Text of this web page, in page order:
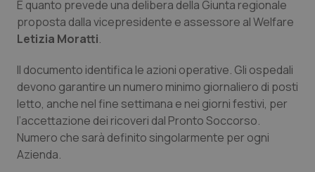
Professionisti Sanitari.AI
Abruzzo
Basilicata
Calabria
Campania
QS Pro Gold
Artrite & artrosi
Asma & BPCO
Car-T
Newsletter
È quanto prevede una delibera della Giunta regionale
proposta dalla vicepresidente e assessore al Welfare
Letizia Moratti.
Il documento identifica le azioni operative. Gli ospedali
devono garantire un numero minimo giornaliero di posti
letto, anche nel fine settimana e nei giorni festivi, per
l’accettazione dei ricoveri dal Pronto Soccorso.
Numero che sarà definito singolarmente per ogni
Azienda.